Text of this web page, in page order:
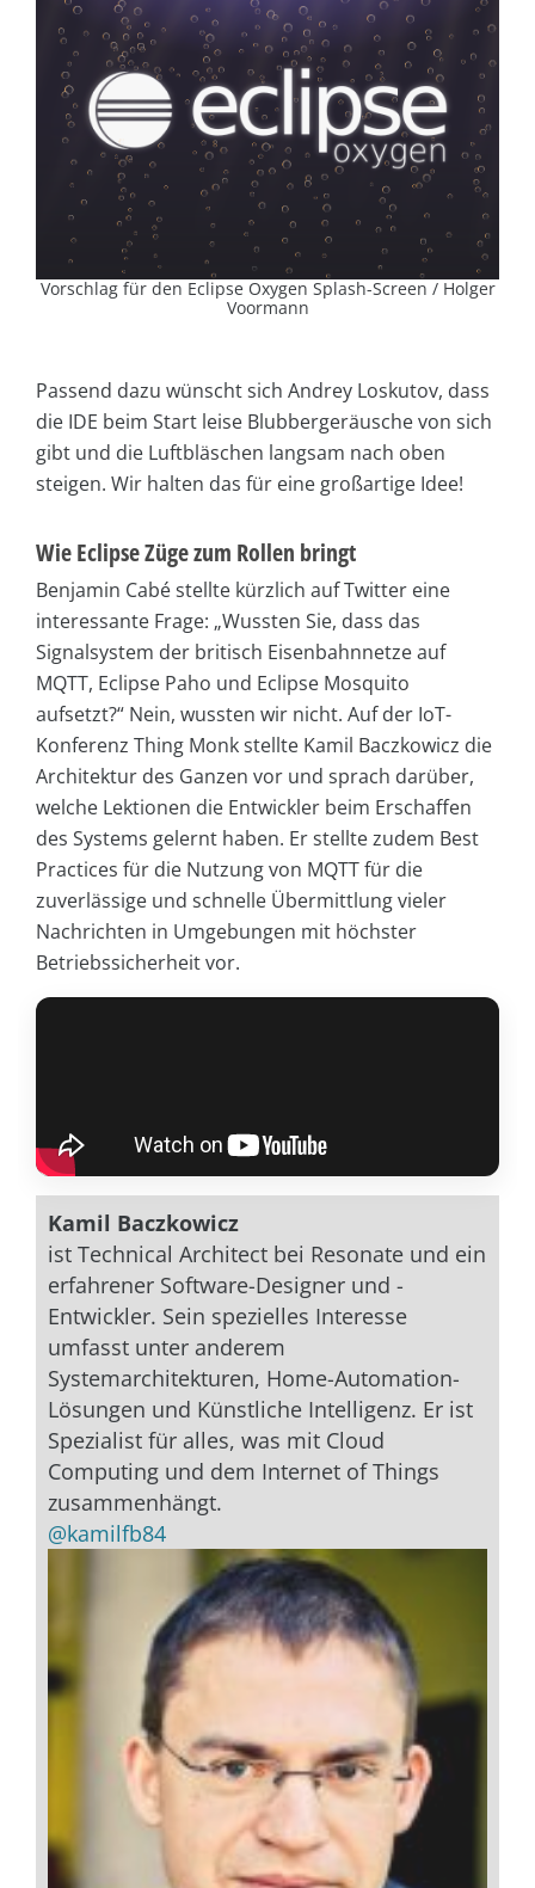
Vorschlag für den Eclipse Oxygen Splash-Screen / Holger
Voormann
Passend dazu wünscht sich Andrey Loskutov, dass
die IDE beim Start leise Blubbergeräusche von sich
gibt und die Luftbläschen langsam nach oben
steigen. Wir halten das für eine großartige Idee!
Wie Eclipse Züge zum Rollen bringt
Benjamin Cabé stellte kürzlich auf Twitter eine
interessante Frage: „Wussten Sie, dass das
Signalsystem der britisch Eisenbahnnetze auf
MQTT, Eclipse Paho und Eclipse Mosquito
aufsetzt?“ Nein, wussten wir nicht. Auf der IoT-
Konferenz Thing Monk stellte Kamil Baczkowicz die
Architektur des Ganzen vor und sprach darüber,
welche Lektionen die Entwickler beim Erschaffen
des Systems gelernt haben. Er stellte zudem Best
Practices für die Nutzung von MQTT für die
zuverlässige und schnelle Übermittlung vieler
Nachrichten in Umgebungen mit höchster
Betriebssicherheit vor.
Kamil Baczkowicz
ist Technical Architect bei Resonate und ein
erfahrener Software-Designer und -
Entwickler. Sein spezielles Interesse
umfasst unter anderem
Systemarchitekturen, Home-Automation-
Lösungen und Künstliche Intelligenz. Er ist
Spezialist für alles, was mit Cloud
Computing und dem Internet of Things
zusammenhängt.
@kamilfb84